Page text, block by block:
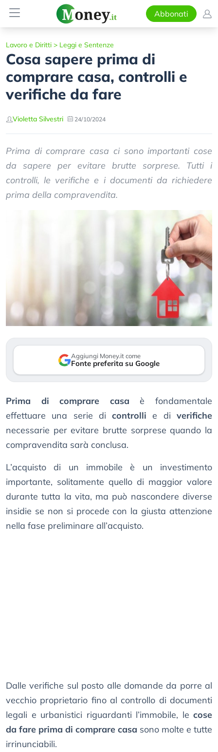
Abbonati
Lavoro e Diritti > Leggi e Sentenze
Cosa sapere prima di
comprare casa, controlli e
verifiche da fare
Violetta Silvestri 24/10/2024
Prima di comprare casa ci sono importanti cose
da sapere per evitare brutte sorprese. Tutti i
controlli, le verifiche e i documenti da richiedere
prima della compravendita.
Aggiungi Money.it come
Fonte preferita su Google
Prima di comprare casa è fondamentale
effettuare una serie dicontrolli e diverifiche
necessarie per evitare brutte sorprese quando la
compravendita sarà conclusa.
L’acquisto di un immobile è un investimento
importante, solitamente quello di maggior valore
durante tutta la vita, ma può nascondere diverse
insidie se non si procede con la giusta attenzione
nella fase preliminare all’acquisto.
Dalle verifiche sul posto alle domande da porre al
vecchio proprietario fino al controllo di documenti
legali e urbanistici riguardanti l’immobile, le cose
da fare prima di comprare casa sono molte e tutte
irrinunciabili.